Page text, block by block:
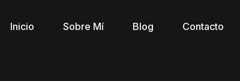
Inicio Sobre Mí Blog Contacto